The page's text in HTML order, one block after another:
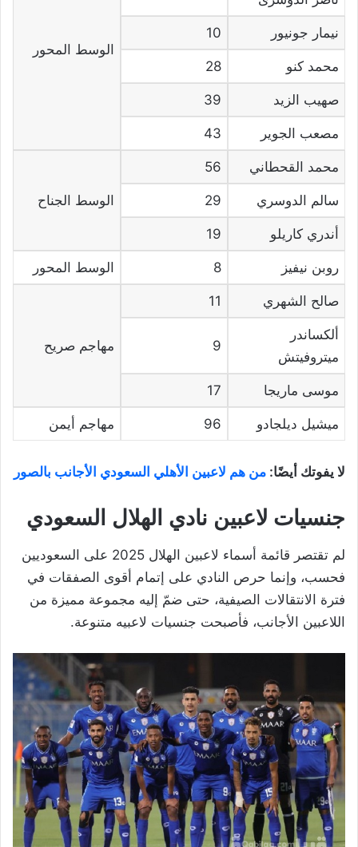
الوسط المحور
نيمار جونيور 10
محمد كنو 28
صهيب الزيد 39
مصعب الجوير 43
محمد القحطاني 56
الوسط الجناح سالم الدوسري 29
أندري كاريلو 19
روبن نيفيز 8 الوسط المحور
صالح الشهري 11
مهاجم صريح
ألكساندر
ميتروفيتش
9
موسى ماريجا 17
ميشيل ديلجادو 96 مهاجم أيمن
لا يفوتك أيضًا: من هم لاعبين الأهلي السعودي الأجانب بالصور
جنسيات لاعبين نادي الهلال السعودي
لم تقتصر قائمة أسماء لاعبين الهلال 2025 على السعوديين
فحسب، وإنما حرص النادي على إتمام أقوى الصفقات في
فترة الانتقالات الصيفية، حتى ضمّ إليه مجموعة مميزة من
اللاعبين الأجانب، فأصبحت جنسيات لاعبيه متنوعة.